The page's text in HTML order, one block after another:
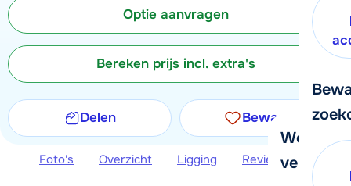
We
verder!
Optie aanvragen
Bereken prijs incl. extra's
Delen Bewaren
Foto's Overzicht Ligging Reviews